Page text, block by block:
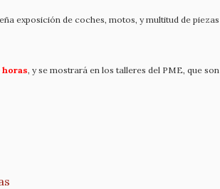
exposición de coches, motos, y multitud de piezas
horas, y se mostrará en los talleres del PME, que son